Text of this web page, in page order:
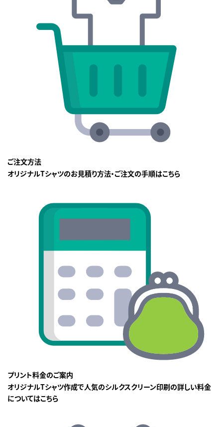
ご注文方法
オリジナルTシャツのお見積り方法・ご注文の手順はこちら
プリント料金のご案内
オリジナルTシャツ作成で人気のシルクスクリーン印刷の詳しい料金
についてはこちら